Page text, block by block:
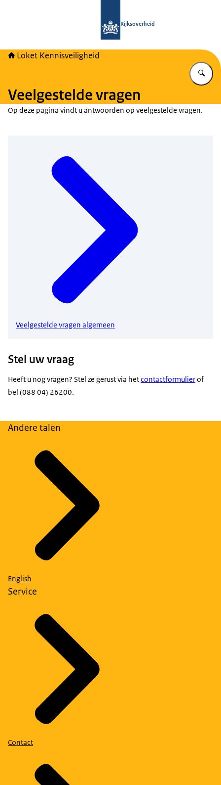
Rijksoverheid
Loket Kennisveiligheid
Veelgestelde vragen
Op deze pagina vindt u antwoorden op veelgestelde vragen.
Veelgestelde vragen algemeen
Stel uw vraag
Heeft u nog vragen? Stel ze gerust via hetcontactformulierof
bel (088 04) 26200.
Andere talen
English
Service
Contact